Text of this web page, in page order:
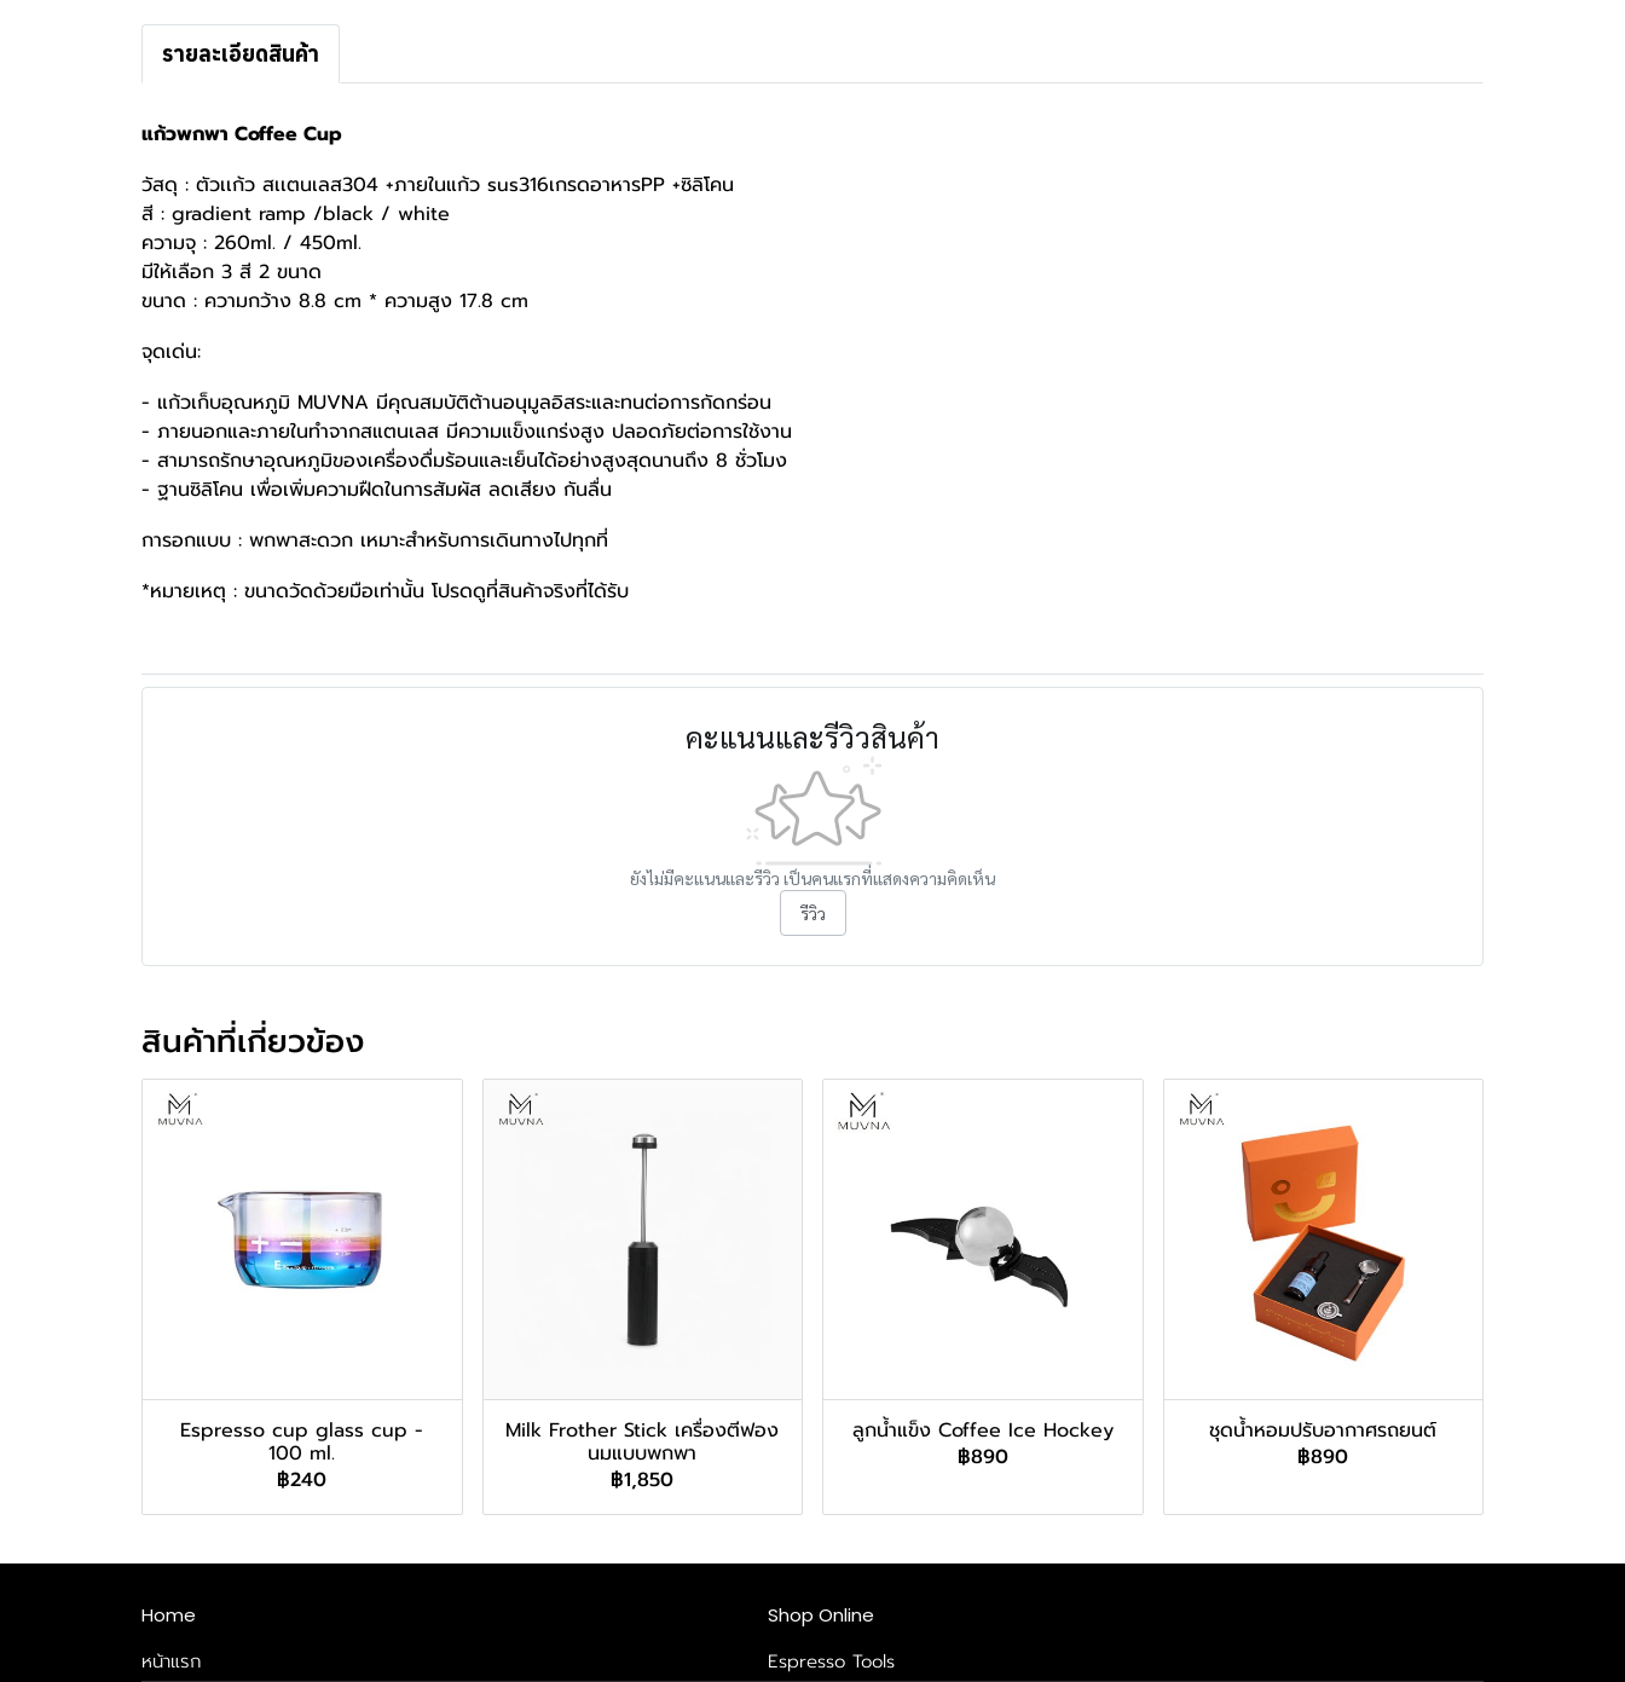
รายละเอียดสินค้า
แก้วพกพา Coffee Cup
วัสดุ : ตัวเเก้ว สเเตนเลส304 +ภายในแก้ว sus316เกรดอาหารPP +ซิลิโคน
สี : gradient ramp /black / white
ความจุ : 260ml. / 450ml.
มีให้เลือก 3 สี 2 ขนาด
ขนาด : ความกว้าง 8.8 cm * ความสูง 17.8 cm
จุดเด่น:
- แก้วเก็บอุณหภูมิ MUVNA มีคุณสมบัติต้านอนุมูลอิสระและทนต่อการกัดกร่อน
- ภายนอกและภายในทำจากสแตนเลส มีความแข็งแกร่งสูง ปลอดภัยต่อการใช้งาน
- สามารถรักษาอุณหภูมิของเครื่องดื่มร้อนและเย็นได้อย่างสูงสุดนานถึง 8 ชั่วโมง
- ฐานซิลิโคน เพื่อเพิ่มความฝืดในการสัมผัส ลดเสียง กันลื่น
การอกแบบ : พกพาสะดวก เหมาะสำหรับการเดินทางไปทุกที่
*หมายเหตุ : ขนาดวัดด้วยมือเท่านั้น โปรดดูที่สินค้าจริงที่ได้รับ
คะแนนและรีวิวสินค้า
ยังไม่มีคะแนนและรีวิว เป็นคนแรกที่แสดงความคิดเห็น
รีวิว
สินค้าที่เกี่ยวข้อง
Espresso cup glass cup -
100 ml.
฿240
Milk Frother Stick เครื่องตีฟอง
นมแบบพกพา
฿1,850
ลูกน้ำแข็ง Coffee Ice Hockey
฿890
ชุดน้ำหอมปรับอากาศรถยนต์
฿890
Home
หน้าแรก
Shop Online
Espresso Tools